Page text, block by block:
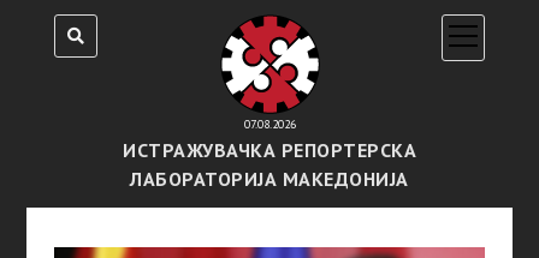
07.08.2026
ИСТРАЖУВАЧКА РЕПОРТЕРСКА
ЛАБОРАТОРИЈА МАКЕДОНИЈА
open
menu